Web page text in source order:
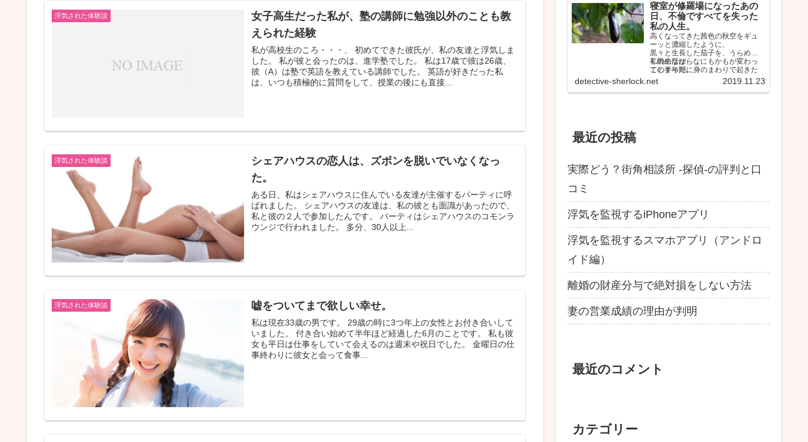
浮気された体験談
女子高生だった私が、塾の講師に勉強以外のことも教
えられた経験
私が高校生のころ・・・、 初めてできた彼氏が、私の友達と浮気しま
した。 私が彼と会ったのは、進学塾でした。 私は17歳で彼は26歳、
彼（A）は塾で英語を教えている講師でした。 英語が好きだった私
は、いつも積極的に質問をして、授業の後にも直接...
浮気された体験談
シェアハウスの恋人は、ズボンを脱いでいなくなっ
た。
ある日、私はシェアハウスに住んでいる友達が主催するパーティに呼
ばれました。 シェアハウスの友達は、私の彼とも面識があったので、
私と彼の２人で参加したんです。 パーティはシェアハウスのコモンラ
ウンジで行われました。 多分、30人以上...
浮気された体験談 嘘をついてまで欲しい幸せ。
私は現在33歳の男です。 29歳の時に3つ年上の女性とお付き合いして
いました。 付き合い始めて半年ほど経過した6月のことです。 私も彼
女も平日は仕事をしていて会えるのは週末や祝日でした。 金曜日の仕
事終わりに彼女と会って食事...
寝室が修羅場になったあの
日、不倫ですべてを失った
私の人生。
高くなってきた茜色の秋空をギュ
ーッと濃縮したように、
黒々と生長した茄子を、うらめし
く眺めながら、
この半年間に身のまわりで起きた
ことを思い返していた。
私の生活は、なにもかもが変わっ
てしまった。
しかも間違いなく最悪な…
detective-sherlock.net 2019.11.23
最近の投稿
実際どう？街角相談所 -探偵-の評判と口
コミ
浮気を監視するiPhoneアプリ
浮気を監視するスマホアプリ（アンドロ
イド編）
離婚の財産分与で絶対損をしない方法
妻の営業成績の理由が判明
最近のコメント
カテゴリー